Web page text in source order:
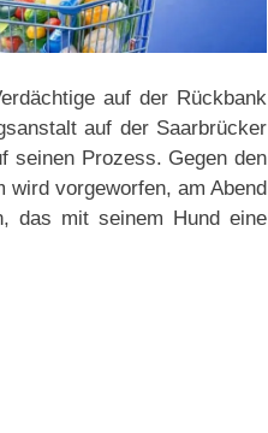
auf der Rückbank
auf der Saarbrücker
seinen Prozess. Gegen den
vorgeworfen, am Abend
das mit seinem Hund eine